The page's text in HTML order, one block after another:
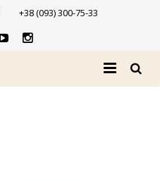
+38 (093) 300-75-33